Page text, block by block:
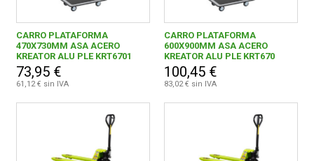
CARRO PLATAFORMA
470X730MM ASA ACERO
KREATOR ALU PLE KRT6701
73,95 €
61,12 € sin IVA
CARRO PLATAFORMA
600X900MM ASA ACERO
KREATOR ALU PLE KRT670
100,45 €
83,02 € sin IVA